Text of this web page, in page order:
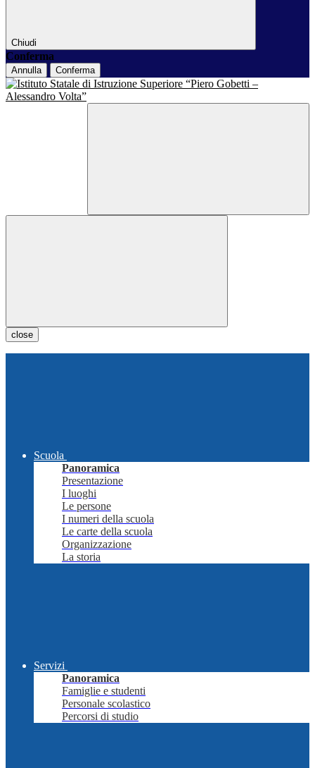
Chiudi
Conferma
Annulla Conferma
close
Scuola
Panoramica
Presentazione
I luoghi
Le persone
I numeri della scuola
Le carte della scuola
Organizzazione
La storia
Servizi
Panoramica
Famiglie e studenti
Personale scolastico
Percorsi di studio